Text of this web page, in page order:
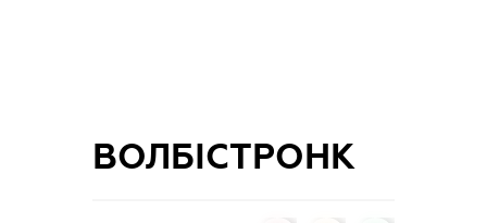
ВОЛБІСТРОНК